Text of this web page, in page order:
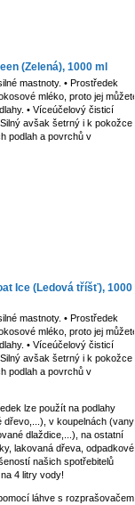
(Zelená), 1000 ml
mastnoty. • Prostředek
mléko, proto jej můžete
• Víceúčelový čisticí
avšak šetrný i k pokožce
podlah a povrchů v
Ice (Ledová tříšť), 1000
mastnoty. • Prostředek
mléko, proto jej můžete
• Víceúčelový čisticí
avšak šetrný i k pokožce
podlah a povrchů v
lze použít na podlahy
dřevo,...), v koupelnách (vany,
dlaždice,...), na ostatní
lakovaná dřeva, odpadkové
našich spotřebitelů
4 litry vody!
láhve s rozprašovačem